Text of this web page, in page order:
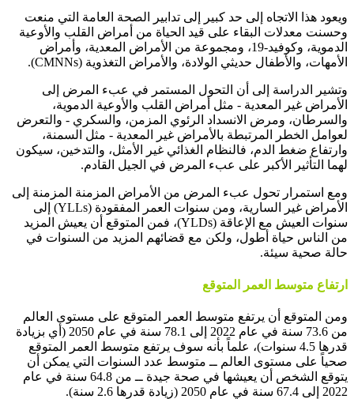
ويعود هذا الاتجاه إلى حد كبير إلى تدابير الصحة العامة التي منعت
وحسنت معدلات البقاء على قيد الحياة من أمراض القلب والأوعية
الدموية، وكوفيد-19، ومجموعة من الأمراض المعدية، وأمراض
الأمهات، والأطفال حديثي الولادة، والأمراض التغذوية (CMNNs).
وتشير الدراسة إلى أن التحول المستمر في عبء المرض إلى
الأمراض غير المعدية - مثل أمراض القلب والأوعية الدموية،
والسرطان، ومرض الانسداد الرئوي المزمن، والسكري - والتعرض
لعوامل الخطر المرتبطة بالأمراض غير المعدية - مثل السمنة،
وارتفاع ضغط الدم، فالنظام الغذائي غير الأمثل، والتدخين، سيكون
لهما التأثير الأكبر على عبء المرض في الجيل القادم.
ومع استمرار تحول عبء المرض من الأمراض المزمنة المزمنة إلى
الأمراض غير السارية، ومن سنوات العمر المفقودة (YLLs) إلى
سنوات العيش مع الإعاقة (YLDs)، فمن المتوقع أن يعيش المزيد
من الناس حياة أطول، ولكن مع قضائهم المزيد من السنوات في
حالة صحية سيئة.
ارتفاع متوسط العمر المتوقع
ومن المتوقع أن يرتفع متوسط ​​العمر المتوقع على مستوى العالم
من 73.6 سنة في عام 2022 إلى 78.1 سنة في عام 2050 (أي بزيادة
قدرها 4.5 سنوات)، علماً بأنه سوف يرتفع متوسط ​​العمر المتوقع
صحياً على مستوى العالم ــ متوسط ​​عدد السنوات التي يمكن أن
يتوقع الشخص أن يعيشها في صحة جيدة ــ من 64.8 سنة في عام
2022 إلى 67.4 سنة في عام 2050 (زيادة قدرها 2.6 سنة).